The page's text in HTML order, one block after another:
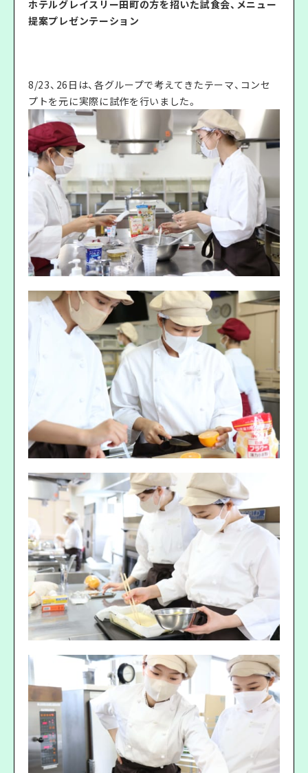
ホテルグレイスリー田町の方を招いた試食会、メニュー
提案プレゼンテーション
8/23、26日は、各グループで考えてきたテーマ、コンセ
プトを元に実際に試作を行いました。